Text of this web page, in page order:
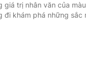
giá trị nhân văn của
đi khám phá những sắc